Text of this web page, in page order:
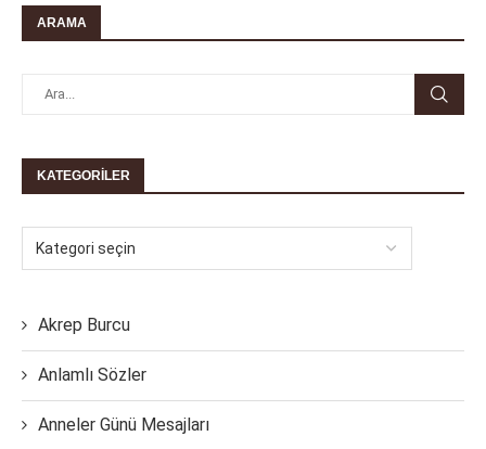
ARAMA
KATEGORILER
Akrep Burcu
Anlamlı Sözler
Anneler Günü Mesajları